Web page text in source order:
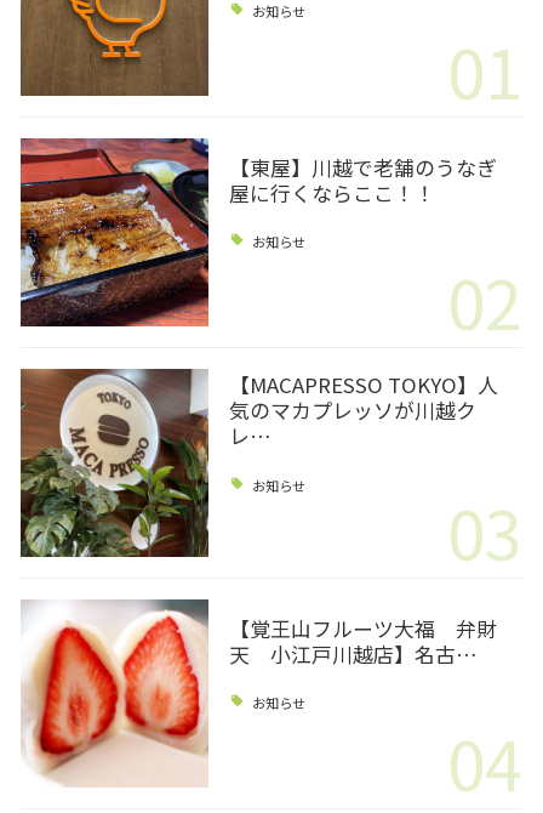
お知らせ
01
【東屋】川越で老舗のうなぎ
屋に行くならここ！！
お知らせ
02
【MACAPRESSO TOKYO】人
気のマカプレッソが川越ク
レ…
お知らせ 03
【覚王山フルーツ大福 弁財
天 小江戸川越店】名古…
お知らせ
04